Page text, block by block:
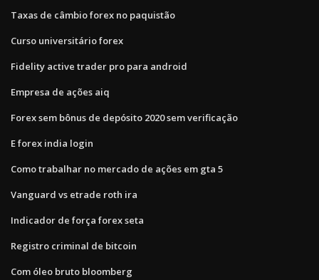
Taxas de câmbio forex no paquistão
Curso universitário forex
Fidelity active trader pro para android
Empresa de ações aiq
Forex sem bônus de depósito 2020 sem verificação
E forex india login
Como trabalhar no mercado de ações em gta 5
Vanguard vs etrade roth ira
Indicador de força forex seta
Registro criminal de bitcoin
Com óleo bruto bloomberg